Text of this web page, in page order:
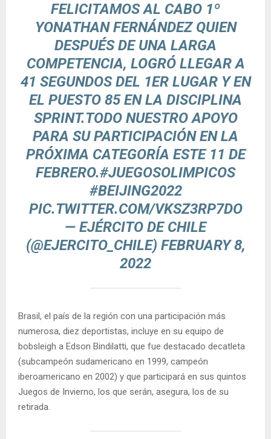
FELICITAMOS AL CABO 1º
YONATHAN FERNÁNDEZ QUIEN
DESPUÉS DE UNA LARGA
COMPETENCIA, LOGRÓ LLEGAR A
41 SEGUNDOS DEL 1ER LUGAR Y EN
EL PUESTO 85 EN LA DISCIPLINA
SPRINT.TODO NUESTRO APOYO
PARA SU PARTICIPACIÓN EN LA
PRÓXIMA CATEGORÍA ESTE 11 DE
FEBRERO.#JUEGOSOLIMPICOS
#BEIJING2022
PIC.TWITTER.COM/VKSZ3RP7DO
— EJÉRCITO DE CHILE
(@EJERCITO_CHILE) FEBRUARY 8,
2022
Brasil, el país de la región con una participación más
numerosa, diez deportistas, incluye en su equipo de
bobsleigh a Edson Bindilatti, que fue destacado decatleta
(subcampeón sudamericano en 1999, campeón
iberoamericano en 2002) y que participará en sus quintos
Juegos de Invierno, los que serán, asegura, los de su
retirada.